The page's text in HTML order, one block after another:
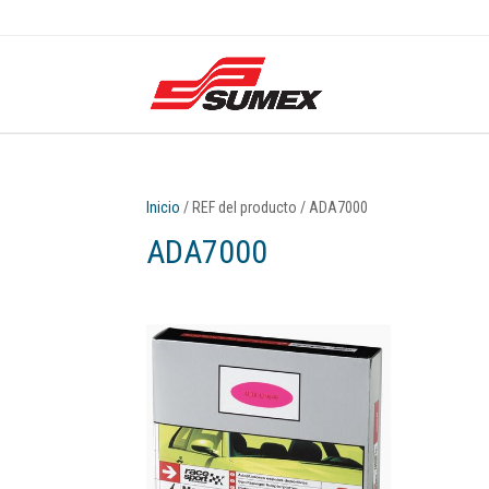
Inicio / REF del producto / ADA7000
ADA7000